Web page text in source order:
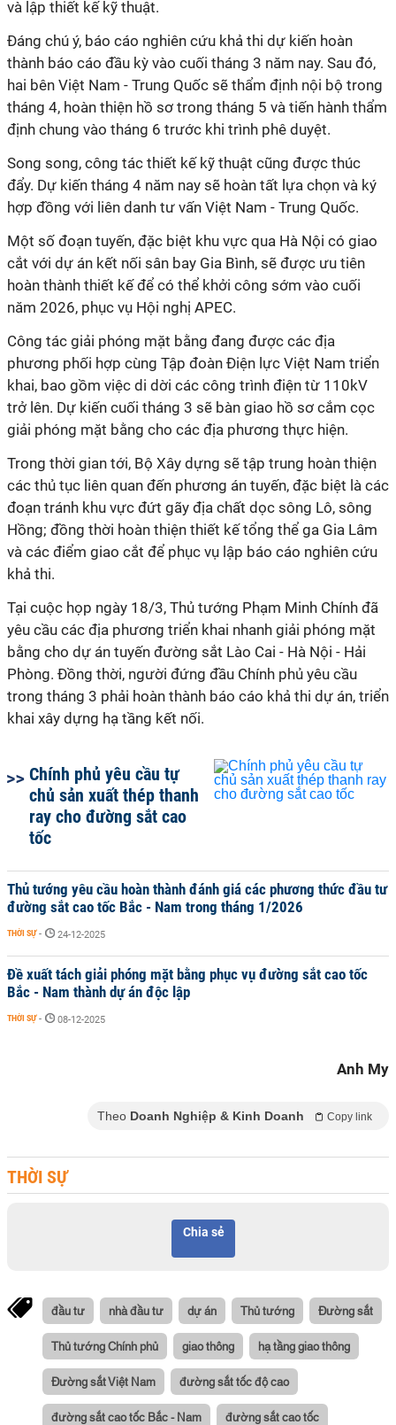
và lập thiết kế kỹ thuật.
Đáng chú ý, báo cáo nghiên cứu khả thi dự kiến hoàn
thành báo cáo đầu kỳ vào cuối tháng 3 năm nay. Sau đó,
hai bên Việt Nam - Trung Quốc sẽ thẩm định nội bộ trong
tháng 4, hoàn thiện hồ sơ trong tháng 5 và tiến hành thẩm
định chung vào tháng 6 trước khi trình phê duyệt.
Song song, công tác thiết kế kỹ thuật cũng được thúc
đẩy. Dự kiến tháng 4 năm nay sẽ hoàn tất lựa chọn và ký
hợp đồng với liên danh tư vấn Việt Nam - Trung Quốc.
Một số đoạn tuyến, đặc biệt khu vực qua Hà Nội có giao
cắt với dự án kết nối sân bay Gia Bình, sẽ được ưu tiên
hoàn thành thiết kế để có thể khởi công sớm vào cuối
năm 2026, phục vụ Hội nghị APEC.
Công tác giải phóng mặt bằng đang được các địa
phương phối hợp cùng Tập đoàn Điện lực Việt Nam triển
khai, bao gồm việc di dời các công trình điện từ 110kV
trở lên. Dự kiến cuối tháng 3 sẽ bàn giao hồ sơ cắm cọc
giải phóng mặt bằng cho các địa phương thực hiện.
Trong thời gian tới, Bộ Xây dựng sẽ tập trung hoàn thiện
các thủ tục liên quan đến phương án tuyến, đặc biệt là các
đoạn tránh khu vực đứt gãy địa chất dọc sông Lô, sông
Hồng; đồng thời hoàn thiện thiết kế tổng thể ga Gia Lâm
và các điểm giao cắt để phục vụ lập báo cáo nghiên cứu
khả thi.
Tại cuộc họp ngày 18/3, Thủ tướng Phạm Minh Chính đã
yêu cầu các địa phương triển khai nhanh giải phóng mặt
bằng cho dự án tuyến đường sắt Lào Cai - Hà Nội - Hải
Phòng. Đồng thời, người đứng đầu Chính phủ yêu cầu
trong tháng 3 phải hoàn thành báo cáo khả thi dự án, triển
khai xây dựng hạ tầng kết nối.
Chính phủ yêu cầu tự
chủ sản xuất thép thanh
ray cho đường sắt cao
tốc
Thủ tướng yêu cầu hoàn thành đánh giá các phương thức đầu tư
đường sắt cao tốc Bắc - Nam trong tháng 1/2026
THỜI SỰ - 24-12-2025
Đề xuất tách giải phóng mặt bằng phục vụ đường sắt cao tốc
Bắc - Nam thành dự án độc lập
THỜI SỰ - 08-12-2025
Anh My
Theo Doanh Nghiệp & Kinh Doanh Copy link
THỜI SỰ
Chia sẻ
đầu tư nhà đầu tư dự án Thủ tướng Đường sắt
Thủ tướng Chính phủ giao thông hạ tầng giao thông
Đường sắt Việt Nam đường sắt tốc độ cao
đường sắt cao tốc Bắc - Nam đường sắt cao tốc